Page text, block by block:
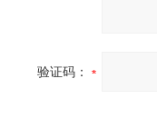
验证码：